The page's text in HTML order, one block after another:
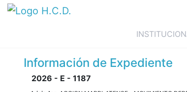
Información de Expediente
2026 - E - 1187